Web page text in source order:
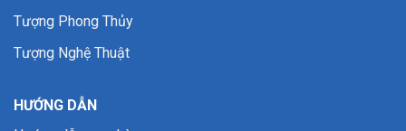
Tượng Phong Thủy
Tượng Nghệ Thuật
HƯỚNG DẪN